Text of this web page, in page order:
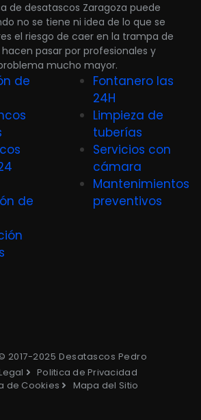
de desatascos Zaragoza puede
no se tiene ni idea de lo que se
el riesgo de caer en la trampa de
pasar por profesionales y
mucho mayor.
de
de
Fontanero las
24H
Limpieza de
tuberías
Servicios con
cámara
Mantenimientos
preventivos
2017-2025 Desatascos Pedro
Politica de Privacidad
de Cookies
Mapa del Sitio